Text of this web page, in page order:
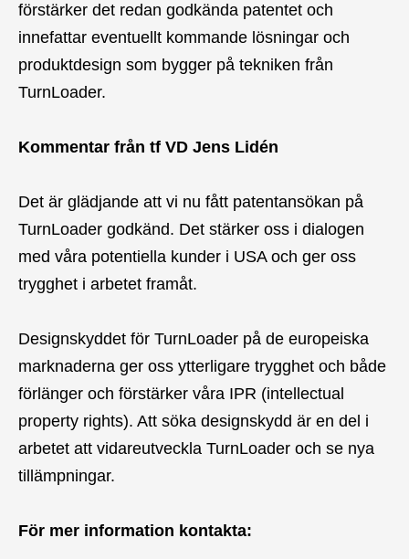
förstärker det redan godkända patentet och
innefattar eventuellt kommande lösningar och
produktdesign som bygger på tekniken från
TurnLoader.
Kommentar från tf VD Jens Lidén
Det är glädjande att vi nu fått patentansökan på
TurnLoader godkänd. Det stärker oss i dialogen
med våra potentiella kunder i USA och ger oss
trygghet i arbetet framåt.
Designskyddet för TurnLoader på de europeiska
marknaderna ger oss ytterligare trygghet och både
förlänger och förstärker våra IPR (intellectual
property rights). Att söka designskydd är en del i
arbetet att vidareutveckla TurnLoader och se nya
tillämpningar.
För mer information kontakta: